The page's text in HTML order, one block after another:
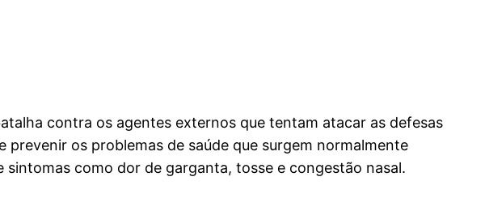
contra os agentes externos que tentam atacar as defesas
os problemas de saúde que surgem normalmente
como dor de garganta, tosse e congestão nasal.